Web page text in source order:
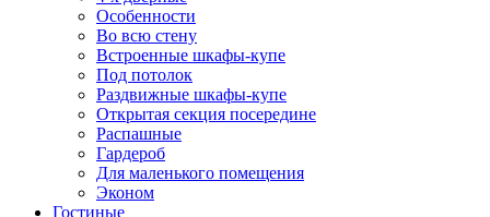
Особенности
Во всю стену
Встроенные шкафы-купе
Под потолок
Раздвижные шкафы-купе
Открытая секция посередине
Распашные
Гардероб
Для маленького помещения
Эконом
Гостиные